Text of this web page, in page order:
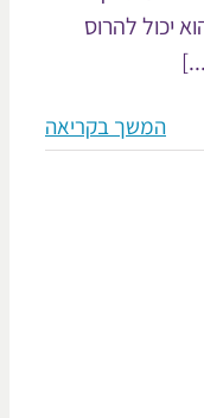
בקריאה